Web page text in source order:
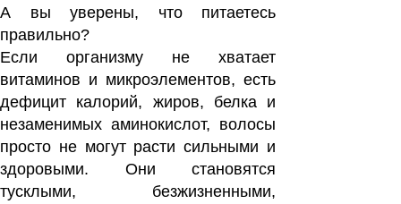
А вы уверены, что питаетесь
правильно?
Если организму не хватает
витаминов и микроэлементов, есть
дефицит калорий, жиров, белка и
незаменимых аминокислот, волосы
просто не могут расти сильными и
здоровыми. Они становятся
тусклыми, безжизненными,